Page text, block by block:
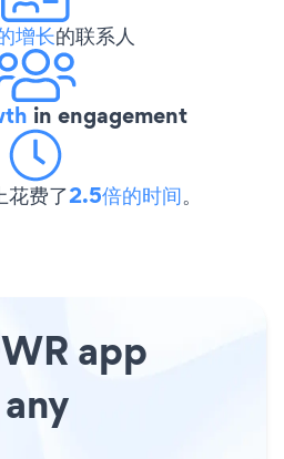
增长的联系人
in engagement
花费了2.5倍的时间。
app